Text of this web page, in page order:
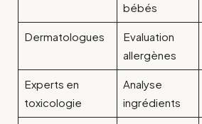
bébés
Dermatologues
Evaluation
allergènes
Experts en
toxicologie
Analyse
ingrédients